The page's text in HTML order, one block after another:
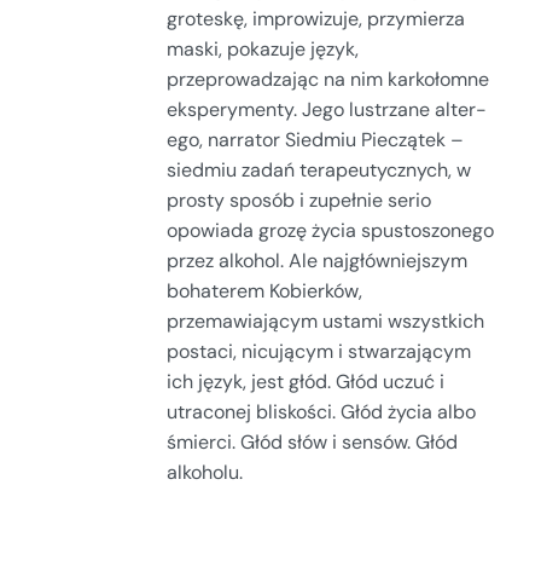
groteskę, improwizuje, przymierza
maski, pokazuje język,
przeprowadzając na nim karkołomne
eksperymenty. Jego lustrzane alter-
ego, narrator Siedmiu Pieczątek –
siedmiu zadań terapeutycznych, w
prosty sposób i zupełnie serio
opowiada grozę życia spustoszonego
przez alkohol. Ale najgłówniejszym
bohaterem Kobierków,
przemawiającym ustami wszystkich
postaci, nicującym i stwarzającym
ich język, jest głód. Głód uczuć i
utraconej bliskości. Głód życia albo
śmierci. Głód słów i sensów. Głód
alkoholu.